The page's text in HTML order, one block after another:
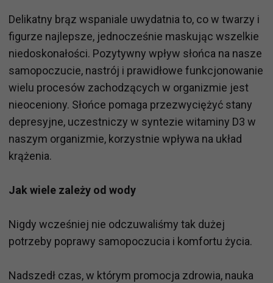
Delikatny brąz wspaniale uwydatnia to, co w twarzy i
figurze najlepsze, jednocześnie maskując wszelkie
niedoskonałości. Pozytywny wpływ słońca na nasze
samopoczucie, nastrój i prawidłowe funkcjonowanie
wielu procesów zachodzących w organizmie jest
nieoceniony. Słońce pomaga przezwyciężyć stany
depresyjne, uczestniczy w syntezie witaminy D3 w
naszym organizmie, korzystnie wpływa na układ
krążenia.
Jak wiele zależy od wody
Nigdy wcześniej nie odczuwaliśmy tak dużej
potrzeby poprawy samopoczucia i komfortu życia.
Nadszedł czas, w którym promocja zdrowia, nauka